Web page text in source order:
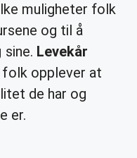
muligheter folk
og til å
Levekår
folk opplever at
de har og
er.